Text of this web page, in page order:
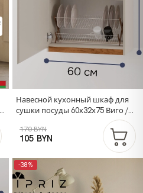
Навесной кухонный шкаф для
сушки посуды 60х32х75 Виго /
кухонный модуль с дверцей и
полкой / персидский жемчуг,
массив дуба
170 BYN
105 BYN
-38%